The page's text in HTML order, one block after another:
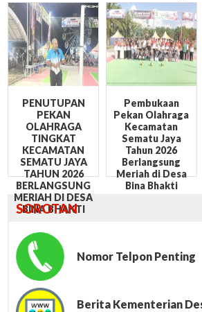
PENUTUPAN
PEKAN
OLAHRAGA
TINGKAT
KECAMATAN
SEMATU JAYA
TAHUN 2026
BERLANGSUNG
MERIAH DI DESA
BINA BHAKTI
Pembukaan
Pekan Olahraga
Kecamatan
Sematu Jaya
Tahun 2026
Berlangsung
Meriah di Desa
Bina Bhakti
SOROTAN
Nomor Telpon Penting
Berita Kementerian